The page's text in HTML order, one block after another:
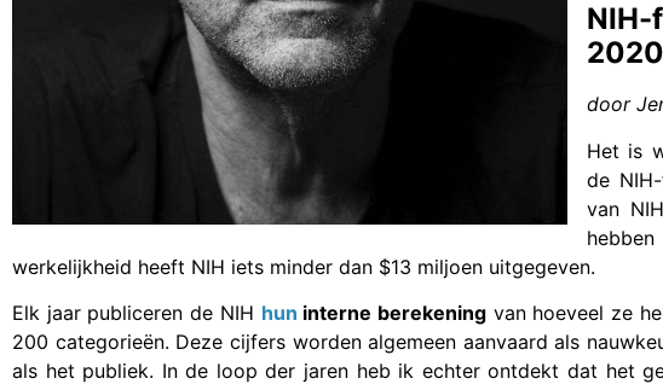
NIH-
2020
door
Het is
de
van
werkelijkheid heeft NIH iets minder dan $13 miljoen uitgegeven.
Elk jaar publiceren de NIH hun interne berekeningvan hoeveel ze
200 categorieën. Deze cijfers worden algemeen aanvaard als
als het publiek. In de loop der jaren heb ik echter ontdekt dat het